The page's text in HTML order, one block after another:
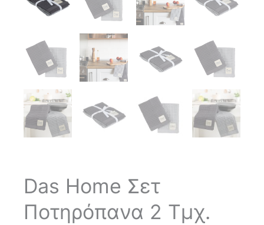
Das Home Σετ
Ποτηρόπανα 2 Τμχ.